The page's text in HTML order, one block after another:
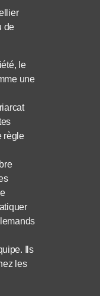
de
le
une
règle
Ils
les